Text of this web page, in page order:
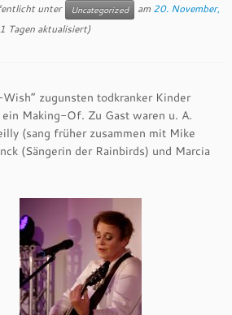
unter Uncategorized am 20. November,
Tagen aktualisiert)
zugunsten todkranker Kinder
Making-Of. Zu Gast waren u. A.
(sang früher zusammen mit Mike
(Sängerin der Rainbirds) und Marcia